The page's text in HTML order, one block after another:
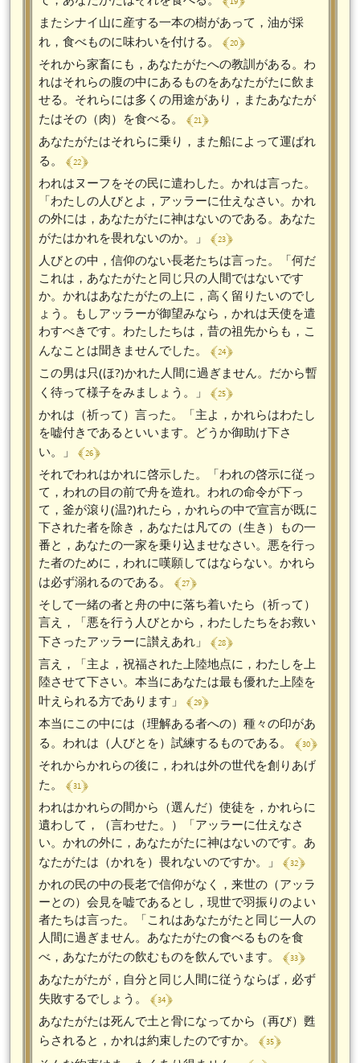
またシナイ山に産する一本の樹があって，油が採
れ，食べものに味わいを付ける。 ﴾ 20 ﴿
それから家畜にも，あなたがたへの教訓がある。わ
れはそれらの腹の中にあるものをあなたがたに飲ま
せる。それらには多くの用途があり，またあなたが
たはその（肉）を食べる。 ﴾ 21 ﴿
あなたがたはそれらに乗り，また船によって運ばれ
る。 ﴾ 22 ﴿
われはヌーフをその民に遣わした。かれは言った。
「わたしの人びとよ，アッラーに仕えなさい。かれ
の外には，あなたがたに神はないのである。あなた
がたはかれを畏れないのか。」 ﴾ 23 ﴿
人びとの中，信仰のない長老たちは言った。「何だ
これは，あなたがたと同じ只の人間ではないです
か。かれはあなたがたの上に，高く留りたいのでし
ょう。もしアッラーが御望みなら，かれは天使を遣
わすべきです。わたしたちは，昔の祖先からも，こ
んなことは聞きませんでした。 ﴾ 24 ﴿
この男は只(ほ?)かれた人間に過ぎません。だから暫
く待って様子をみましょう。」 ﴾ 25 ﴿
かれは（祈って）言った。「主よ，かれらはわたし
を嘘付きであるといいます。どうか御助け下さ
い。」 ﴾ 26 ﴿
それでわれはかれに啓示した。「われの啓示に従っ
て，われの目の前で舟を造れ。われの命令が下っ
て，釜が滾り(温?)れたら，かれらの中で宣言が既に
下された者を除き，あなたは凡ての（生き）もの一
番と，あなたの一家を乗り込ませなさい。悪を行っ
た者のために，われに嘆願してはならない。かれら
は必ず溺れるのである。 ﴾ 27 ﴿
そして一緒の者と舟の中に落ち着いたら（祈って）
言え，「悪を行う人びとから，わたしたちをお救い
下さったアッラーに讃えあれ」 ﴾ 28 ﴿
言え，「主よ，祝福された上陸地点に，わたしを上
陸させて下さい。本当にあなたは最も優れた上陸を
叶えられる方であります」 ﴾ 29 ﴿
本当にこの中には（理解ある者への）種々の印があ
る。われは（人びとを）試練するものである。 ﴾ 30 ﴿
それからかれらの後に，われは外の世代を創りあげ
た。 ﴾ 31 ﴿
われはかれらの間から（選んだ）使徒を，かれらに
遺わして，（言わせた。）「アッラーに仕えなさ
い。かれの外に，あなたがたに神はないのです。あ
なたがたは（かれを）畏れないのですか。」 ﴾ 32 ﴿
かれの民の中の長老で信仰がなく，来世の（アッラ
ーとの）会見を嘘であるとし，現世で羽振りのよい
者たちは言った。「これはあなたがたと同じ一人の
人間に過ぎません。あなたがたの食べるものを食
べ，あなたがたの飲むものを飲んでいます。 ﴾ 33 ﴿
あなたがたが，自分と同じ人間に従うならば，必ず
失敗するでしょう。 ﴾ 34 ﴿
あなたがたは死んで土と骨になってから（再び）甦
らされると，かれは約束したのですか。 ﴾ 35 ﴿